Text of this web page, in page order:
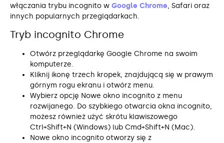
włączania trybu incognito w Google Chrome, Safari oraz
innych popularnych przeglądarkach.
Tryb incognito Chrome
Otwórz przeglądarkę Google Chrome na swoim
komputerze.
Kliknij ikonę trzech kropek, znajdującą się w prawym
górnym rogu ekranu i otwórz menu.
Wybierz opcję Nowe okno incognito z menu
rozwijanego. Do szybkiego otwarcia okna incognito,
możesz również użyć skrótu klawiszowego
Ctrl+Shift+N (Windows) lub Cmd+Shift+N (Mac).
Nowe okno incognito otworzy się z